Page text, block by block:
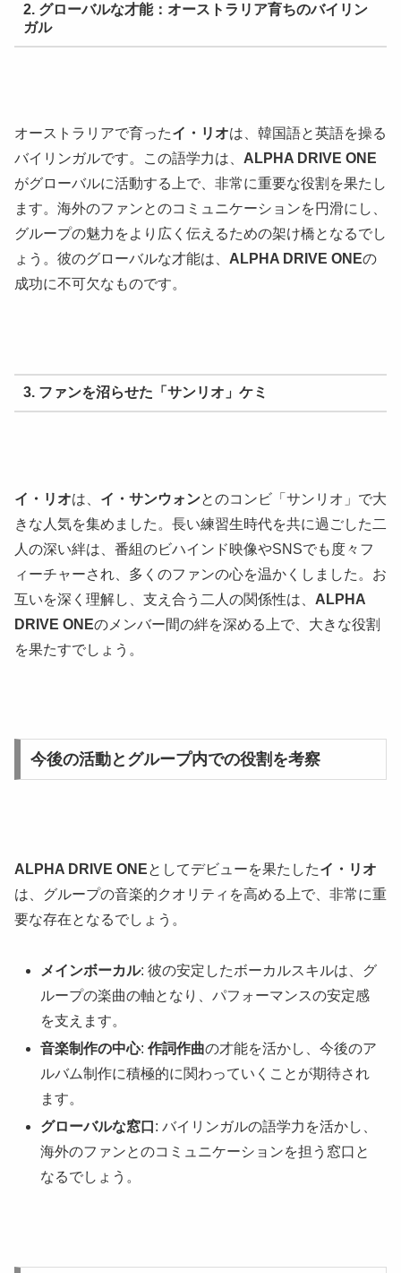
2. グローバルな才能：オーストラリア育ちのバイリン
ガル
オーストラリアで育ったイ・リオは、韓国語と英語を操る
バイリンガルです。この語学力は、 ALPHA DRIVE ONE
がグローバルに活動する上で、非常に重要な役割を果たし
ます。海外のファンとのコミュニケーションを円滑にし、
グループの魅力をより広く伝えるための架け橋となるでし
ょう。彼のグローバルな才能は、 ALPHA DRIVE ONEの
成功に不可欠なものです。
3. ファンを沼らせた「サンリオ」ケミ
イ・リオは、 イ・サンウォンとのコンビ「サンリオ」で大
きな人気を集めました。長い練習生時代を共に過ごした二
人の深い絆は、番組のビハインド映像やSNSでも度々フ
ィーチャーされ、多くのファンの心を温かくしました。お
互いを深く理解し、支え合う二人の関係性は、 ALPHA
DRIVE ONEのメンバー間の絆を深める上で、大きな役割
を果たすでしょう。
今後の活動とグループ内での役割を考察
ALPHA DRIVE ONEとしてデビューを果たしたイ・リオ
は、グループの音楽的クオリティを高める上で、非常に重
要な存在となるでしょう。
メインボーカル: 彼の安定したボーカルスキルは、グ
ループの楽曲の軸となり、パフォーマンスの安定感
を支えます。
音楽制作の中心:作詞作曲の才能を活かし、今後のア
ルバム制作に積極的に関わっていくことが期待され
ます。
グローバルな窓口 : バイリンガルの語学力を活かし、
海外のファンとのコミュニケーションを担う窓口と
なるでしょう。